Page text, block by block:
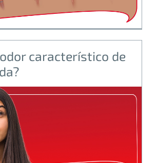
característico de